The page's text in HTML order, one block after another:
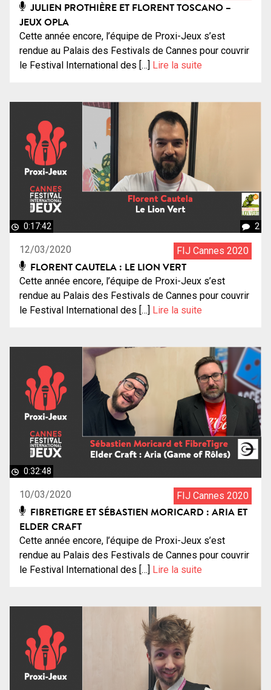
JULIEN PROTHIÈRE ET FLORENT TOSCANO –
JEUX OPLA
Cette année encore, l’équipe de Proxi-Jeux s’est
rendue au Palais des Festivals de Cannes pour couvrir
le Festival International des […]
Lire la suite
0:17:42 2
12/03/2020 FIJ Cannes 2020
FLORENT CAUTELA : LE LION VERT
Cette année encore, l’équipe de Proxi-Jeux s’est
rendue au Palais des Festivals de Cannes pour couvrir
le Festival International des […]
Lire la suite
0:32:48
10/03/2020 FIJ Cannes 2020
FIBRETIGRE ET SÉBASTIEN MORICARD : ARIA ET
ELDER CRAFT
Cette année encore, l’équipe de Proxi-Jeux s’est
rendue au Palais des Festivals de Cannes pour couvrir
le Festival International des […]
Lire la suite